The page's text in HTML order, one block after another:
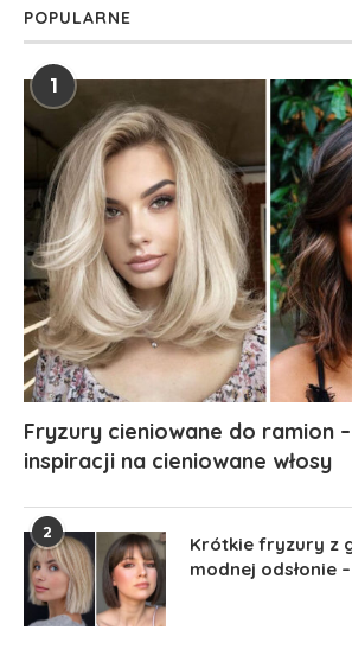
POPULARNE
1
Fryzury cieniowane do ramion –
inspiracji na cieniowane włosy
2
Krótkie fryzury z
modnej odsłonie